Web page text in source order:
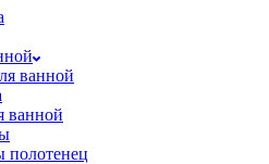
ванной
ванной
полотенец